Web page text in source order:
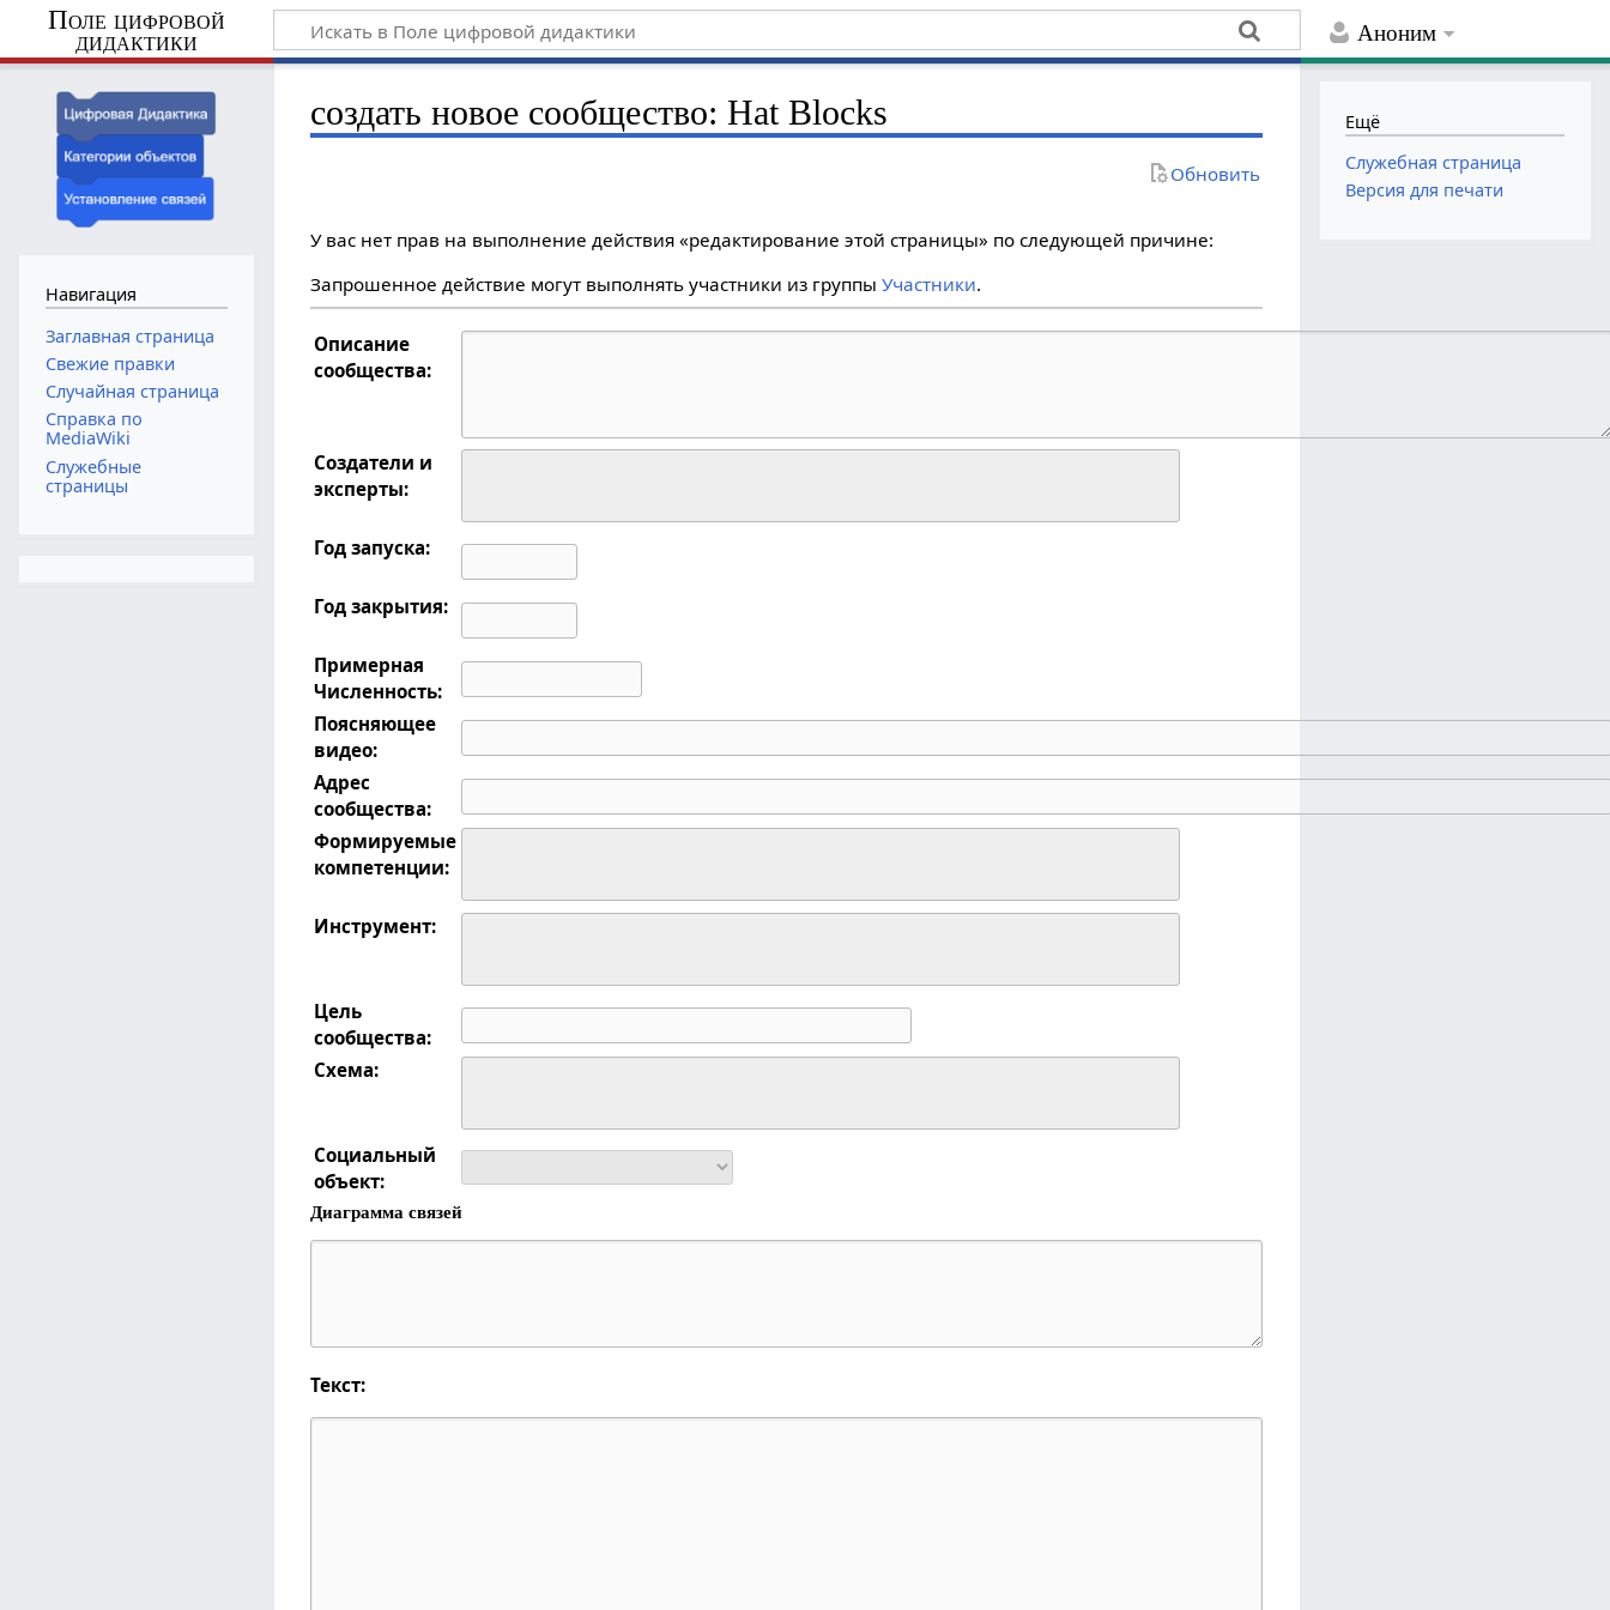
Аноним
Поле цифровой
дидактики
создать новое сообщество: Hat Blocks
Обновить
У вас нет прав на выполнение действия «редактирование этой страницы» по следующей причине:
Запрошенное действие могут выполнять участники из группыУчастники.
Описание
сообщества:
Создатели и
эксперты:
Год запуска:
Год закрытия:
Примерная
Численность:
Поясняющее
видео:
Адрес
сообщества:
Формируемые
компетенции:
Инструмент:
Цель
сообщества:
Схема:
Социальный
объект:
Диаграмма связей
Текст:
Навигация
Заглавная страница
Свежие правки
Случайная страница
Справка по
MediaWiki
Служебные
страницы
Ещё
Служебная страница
Версия для печати